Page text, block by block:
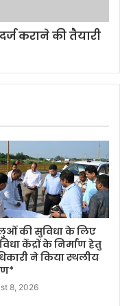
कराने की तैयारी
की सुविधा के लिए
केंद्रों के निर्माण हेतु
ने किया स्थलीय
8, 2026